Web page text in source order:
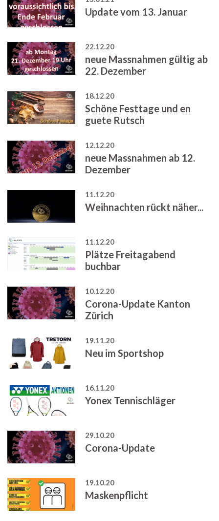
Update vom 13. Januar
22.12.20
neue Massnahmen gültig ab
22. Dezember
18.12.20
Schöne Festtage und en
guete Rutsch
12.12.20
neue Massnahmen ab 12.
Dezember
11.12.20
Weihnachten rückt näher...
11.12.20
Plätze Freitagabend
buchbar
10.12.20
Corona-Update Kanton
Zürich
19.11.20
Neu im Sportshop
16.11.20
Yonex Tennischläger
29.10.20
Corona-Update
19.10.20
Maskenpflicht